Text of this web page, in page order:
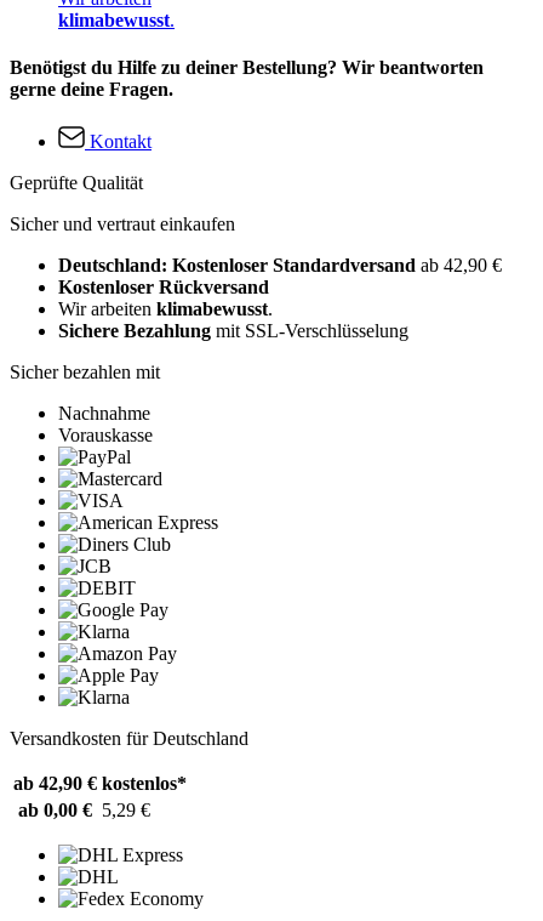
klimabewusst.
Benötigst du Hilfe zu deiner Bestellung? Wir beantworten
gerne deine Fragen.
Kontakt
Geprüfte Qualität
Sicher und vertraut einkaufen
Deutschland: Kostenloser Standardversand ab 42,90 €
Kostenloser Rückversand
Wir arbeiten klimabewusst.
Sichere Bezahlung mit SSL-Verschlüsselung
Sicher bezahlen mit
Nachnahme
Vorauskasse
Versandkosten für Deutschland
ab 42,90 € kostenlos*
ab 0,00 € 5,29 €